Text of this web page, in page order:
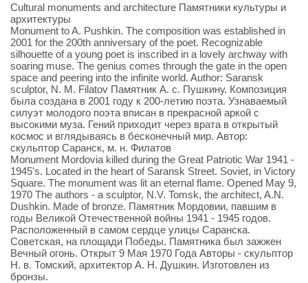
Cultural monuments and architecture Памятники культуры и
архитектуры
Monument to A. Pushkin. The composition was established in
2001 for the 200th anniversary of the poet. Recognizable
silhouette of a young poet is inscribed in a lovely archway with
soaring muse. The genius comes through the gate in the open
space and peering into the infinite world. Author: Saransk
sculptor, N. M. Filatov Памятник А. с. Пушкину. Композиция
была создана в 2001 году к 200-летию поэта. Узнаваемый
силуэт молодого поэта вписан в прекрасной аркой с
высокими муза. Гений приходит через врата в открытый
космос и вглядываясь в бесконечный мир. Автор:
скульптор Саранск, м. н. Филатов
Monument Mordovia killed during the Great Patriotic War 1941 -
1945's. Located in the heart of Saransk Street. Soviet, in Victory
Square. The monument was lit an eternal flame. Opened May 9,
1970 The authors - a sculptor, N.V. Tomsk, the architect, A.N.
Dushkin. Made of bronze. Памятник Мордовии, павшим в
годы Великой Отечественной войны 1941 - 1945 годов.
Расположенный в самом сердце улицы Саранска.
Советская, на площади Победы. Памятника был зажжен
Вечный огонь. Открыт 9 Мая 1970 Года Авторы - скульптор
Н. в. Томский, архитектор А. Н. Душкин. Изготовлен из
бронзы.